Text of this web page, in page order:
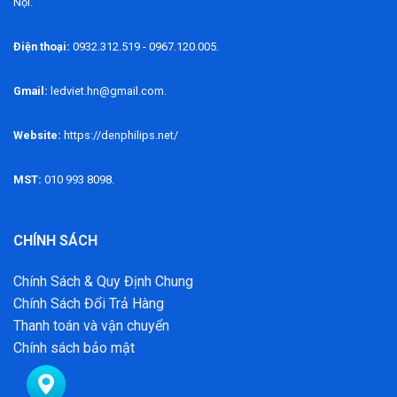
Điện thoại: 0932.312.519 - 0967.120.005.
Gmail: ledviet.hn@gmail.com.
Website: https://denphilips.net/
MST: 010 993 8098.
CHÍNH SÁCH
Chính Sách & Quy Định Chung
Chính Sách Đổi Trả Hàng
Thanh toán và vận chuyển
Chính sách bảo mật